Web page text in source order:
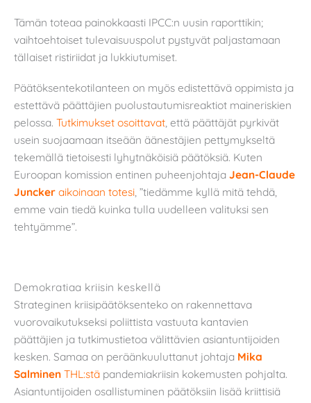
Tämän toteaa painokkaasti IPCC:n uusin raporttikin;
vaihtoehtoiset tulevaisuuspolut pystyvät paljastamaan
tällaiset ristiriidat ja lukkiutumiset.
Päätöksentekotilanteen on myös edistettävä oppimista ja
estettävä päättäjien puolustautumisreaktiot maineriskien
pelossa. Tutkimukset osoittavat , että päättäjät pyrkivät
usein suojaamaan itseään äänestäjien pettymykseltä
tekemällä tietoisesti lyhytnäköisiä päätöksiä. Kuten
Euroopan komission entinen puheenjohtaja Jean-Claude
Juncker aikoinaan totesi , ”tiedämme kyllä mitä tehdä,
emme vain tiedä kuinka tulla uudelleen valituksi sen
tehtyämme”.
Demokratiaa kriisin keskellä
Strateginen kriisipäätöksenteko on rakennettava
vuorovaikutukseksi poliittista vastuuta kantavien
päättäjien ja tutkimustietoa välittävien asiantuntijoiden
kesken. Samaa on peräänkuuluttanut johtaja Mika
Salminen THL:stä pandemiakriisin kokemusten pohjalta.
Asiantuntijoiden osallistuminen päätöksiin lisää kriittisiä